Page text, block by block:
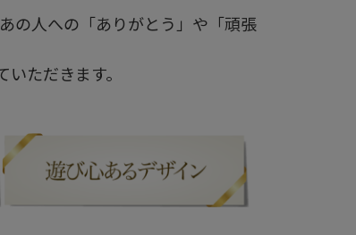
の人への「ありがとう」や「頑張
ただきます。